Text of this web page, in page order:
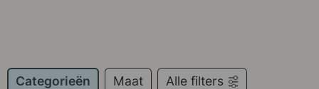
Categorieën Maat Alle filters